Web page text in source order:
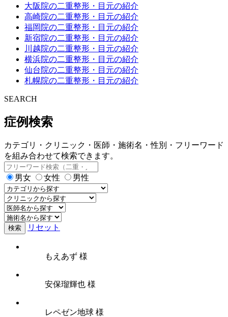
大阪院の二重整形・目元の紹介
高崎院の二重整形・目元の紹介
福岡院の二重整形・目元の紹介
新宿院の二重整形・目元の紹介
川越院の二重整形・目元の紹介
横浜院の二重整形・目元の紹介
仙台院の二重整形・目元の紹介
札幌院の二重整形・目元の紹介
SEARCH
症例検索
カテゴリ・クリニック・医師・施術名・性別・フリーワード
を組み合わせて検索できます。
男女 女性 男性
検索 リセット
もえあず 様
安保瑠輝也 様
レペゼン地球 様